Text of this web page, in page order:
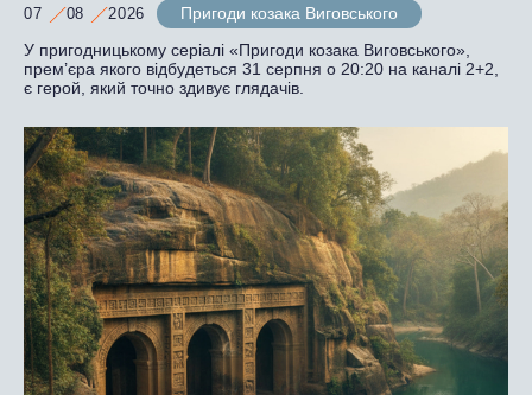
07 08 2026
Пригоди козака Виговського
У пригодницькому серіалі «Пригоди козака Виговського»,
прем’єра якого відбудеться 31 серпня о 20:20 на каналі 2+2,
є герой, який точно здивує глядачів.